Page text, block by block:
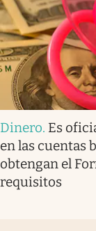
Dinero. Es
en las cuentas
obtengan el
requisitos